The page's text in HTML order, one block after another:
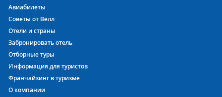
Авиабилеты
Советы от Велл
Отели и страны
Забронировать отель
Отборные туры
Информация для туристов
Франчайзинг в туризме
О компании